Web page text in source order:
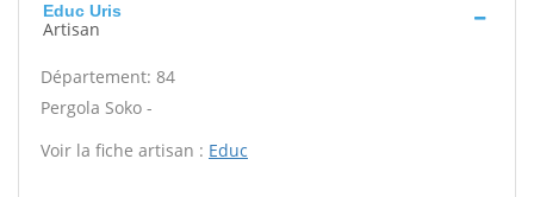
Educ Uris
Artisan
Département: 84
Pergola Soko -
Voir la fiche artisan : Educ